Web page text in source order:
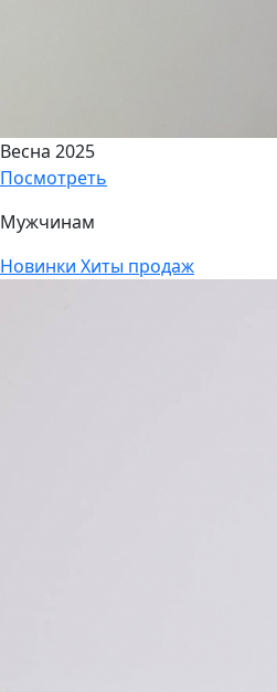
Весна 2025
Посмотреть
Мужчинам
Новинки Хиты продаж